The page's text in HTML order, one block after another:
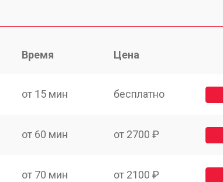
Время Цена
от 15 мин бесплатно
от 60 мин от 2700 ₽
от 70 мин от 2100 ₽